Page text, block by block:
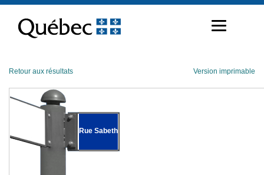
contenu
Retour aux résultats Version imprimable
Rue Sabeth